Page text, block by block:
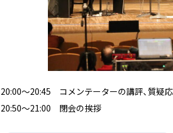
20:00～20:45 コメンテーターの講評、質疑応
20:50～21:00 閉会の挨拶